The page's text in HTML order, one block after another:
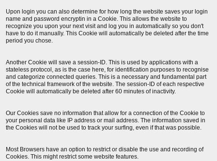
Upon login you can also determine for how long the website saves your login
name and password encryptin in a Cookie. This allows the website to
recognize you upon your next visit and log you in automatically so you don't
have to do it manually. This Cookie will automatically be deleted after the time
period you chose.
Another Cookie will save a session-ID. This is used by applications with a
stateless protocol, as is the case here, for identification purposes to recognise
and categorize connected queries. This is a necessary and fundamental part
of the technical framework of the website. The session-ID of each respective
Cookie will automatically be deleted after 60 minutes of inactivity.
Our Cookies save no information that allow for a connection of the Cookie to
your personal data like IP address or mail address. The information saved in
the Cookies will not be used to track your surfing, even if that was possible.
Most Browsers have an option to restrict or disable the use and recording of
Cookies. This might restrict some website features.